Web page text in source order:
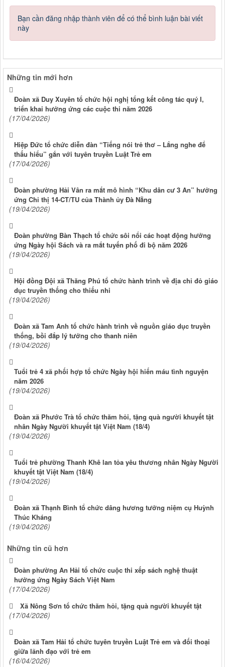
Bạn cần đăng nhập thành viên để có thể bình luận bài viết
này
Những tin mới hơn
Đoàn xã Duy Xuyên tổ chức hội nghị tổng kết công tác quý I,
triển khai hưởng ứng các cuộc thi năm 2026
(17/04/2026)
Hiệp Đức tổ chức diễn đàn “Tiếng nói trẻ thơ – Lắng nghe để
thấu hiểu” gắn với tuyên truyền Luật Trẻ em
(17/04/2026)
Đoàn phường Hải Vân ra mắt mô hình “Khu dân cư 3 An” hưởng
ứng Chỉ thị 14-CT/TU của Thành ủy Đà Nẵng
(19/04/2026)
Đoàn phường Bàn Thạch tổ chức sôi nổi các hoạt động hưởng
ứng Ngày hội Sách và ra mắt tuyến phố đi bộ năm 2026
(19/04/2026)
Hội đồng Đội xã Thăng Phú tổ chức hành trình về địa chỉ đỏ giáo
dục truyền thống cho thiếu nhi
(19/04/2026)
Đoàn xã Tam Anh tổ chức hành trình về nguồn giáo dục truyền
thống, bồi đắp lý tưởng cho thanh niên
(19/04/2026)
Tuổi trẻ 4 xã phối hợp tổ chức Ngày hội hiến máu tình nguyện
năm 2026
(19/04/2026)
Đoàn xã Phước Trà tổ chức thăm hỏi, tặng quà người khuyết tật
nhân Ngày Người khuyết tật Việt Nam (18/4)
(19/04/2026)
Tuổi trẻ phường Thanh Khê lan tỏa yêu thương nhân Ngày Người
khuyết tật Việt Nam (18/4)
(19/04/2026)
Đoàn xã Thạnh Bình tổ chức dâng hương tưởng niệm cụ Huỳnh
Thúc Kháng
(19/04/2026)
Những tin cũ hơn
Đoàn phường An Hải tổ chức cuộc thi xếp sách nghệ thuật
hưởng ứng Ngày Sách Việt Nam
(17/04/2026)
Xã Nông Sơn tổ chức thăm hỏi, tặng quà người khuyết tật
(17/04/2026)
Đoàn xã Tam Hải tổ chức tuyên truyền Luật Trẻ em và đối thoại
giữa lãnh đạo với trẻ em
(16/04/2026)